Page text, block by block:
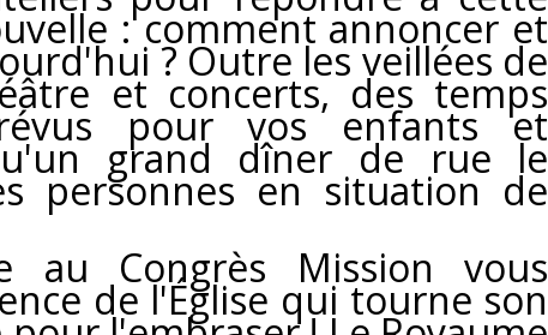
: comment annoncer et
? Outre les veillées de
et concerts, des temps
pour vos enfants et
grand dîner de rue le
personnes en situation de
au Congrès Mission vous
de l'Église qui tourne son